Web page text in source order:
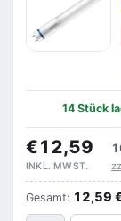
14 Stück
€12,59
INKL. MWST.
Gesamt: 12,59